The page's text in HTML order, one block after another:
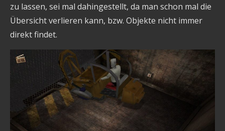
zu lassen, sei mal dahingestellt, da man schon mal die
Übersicht verlieren kann, bzw. Objekte nicht immer
direkt findet.